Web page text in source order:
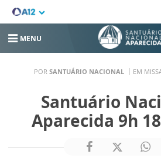
MENU
POR SANTUÁRIO NACIONAL EM
Santuário
Aparecida 9h